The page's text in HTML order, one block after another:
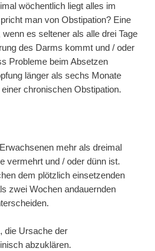
wöchentlich liegt alles im
man von Obstipation? Eine
es seltener als alle drei Tage
des Darms kommt und / oder
Probleme beim Absetzen
länger als sechs Monate
chronischen Obstipation.
mehr als dreimal
vermehrt und / oder dünn ist.
dem plötzlich einsetzenden
zwei Wochen andauernden
die Ursache der
abzuklären.